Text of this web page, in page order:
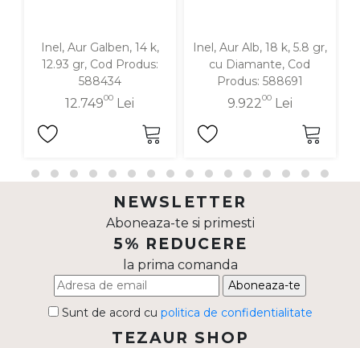
Inel, Aur Galben, 14 k,
12.93 gr, Cod Produs:
588434
12.74900 Lei
Inel, Aur Alb, 18 k, 5.8 gr,
cu Diamante, Cod
Produs: 588691
9.92200Lei
NEWSLETTER
Aboneaza-te si primesti
5% REDUCERE
la prima comanda
Aboneaza-te
Sunt de acord cu politica de confidentialitate
TEZAUR SHOP